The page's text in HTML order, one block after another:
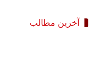
آخرین مطالب